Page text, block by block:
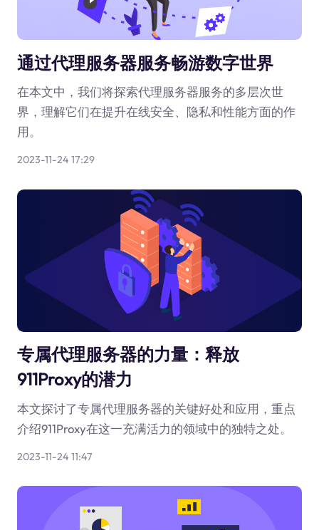
通过代理服务器服务畅游数字世界
在本文中，我们将探索代理服务器服务的多层次世
界，理解它们在提升在线安全、隐私和性能方面的作
用。
2023-11-24 17:29
专属代理服务器的力量：释放
911Proxy的潜力
本文探讨了专属代理服务器的关键好处和应用，重点
介绍911Proxy在这一充满活力的领域中的独特之处。
2023-11-24 11:47